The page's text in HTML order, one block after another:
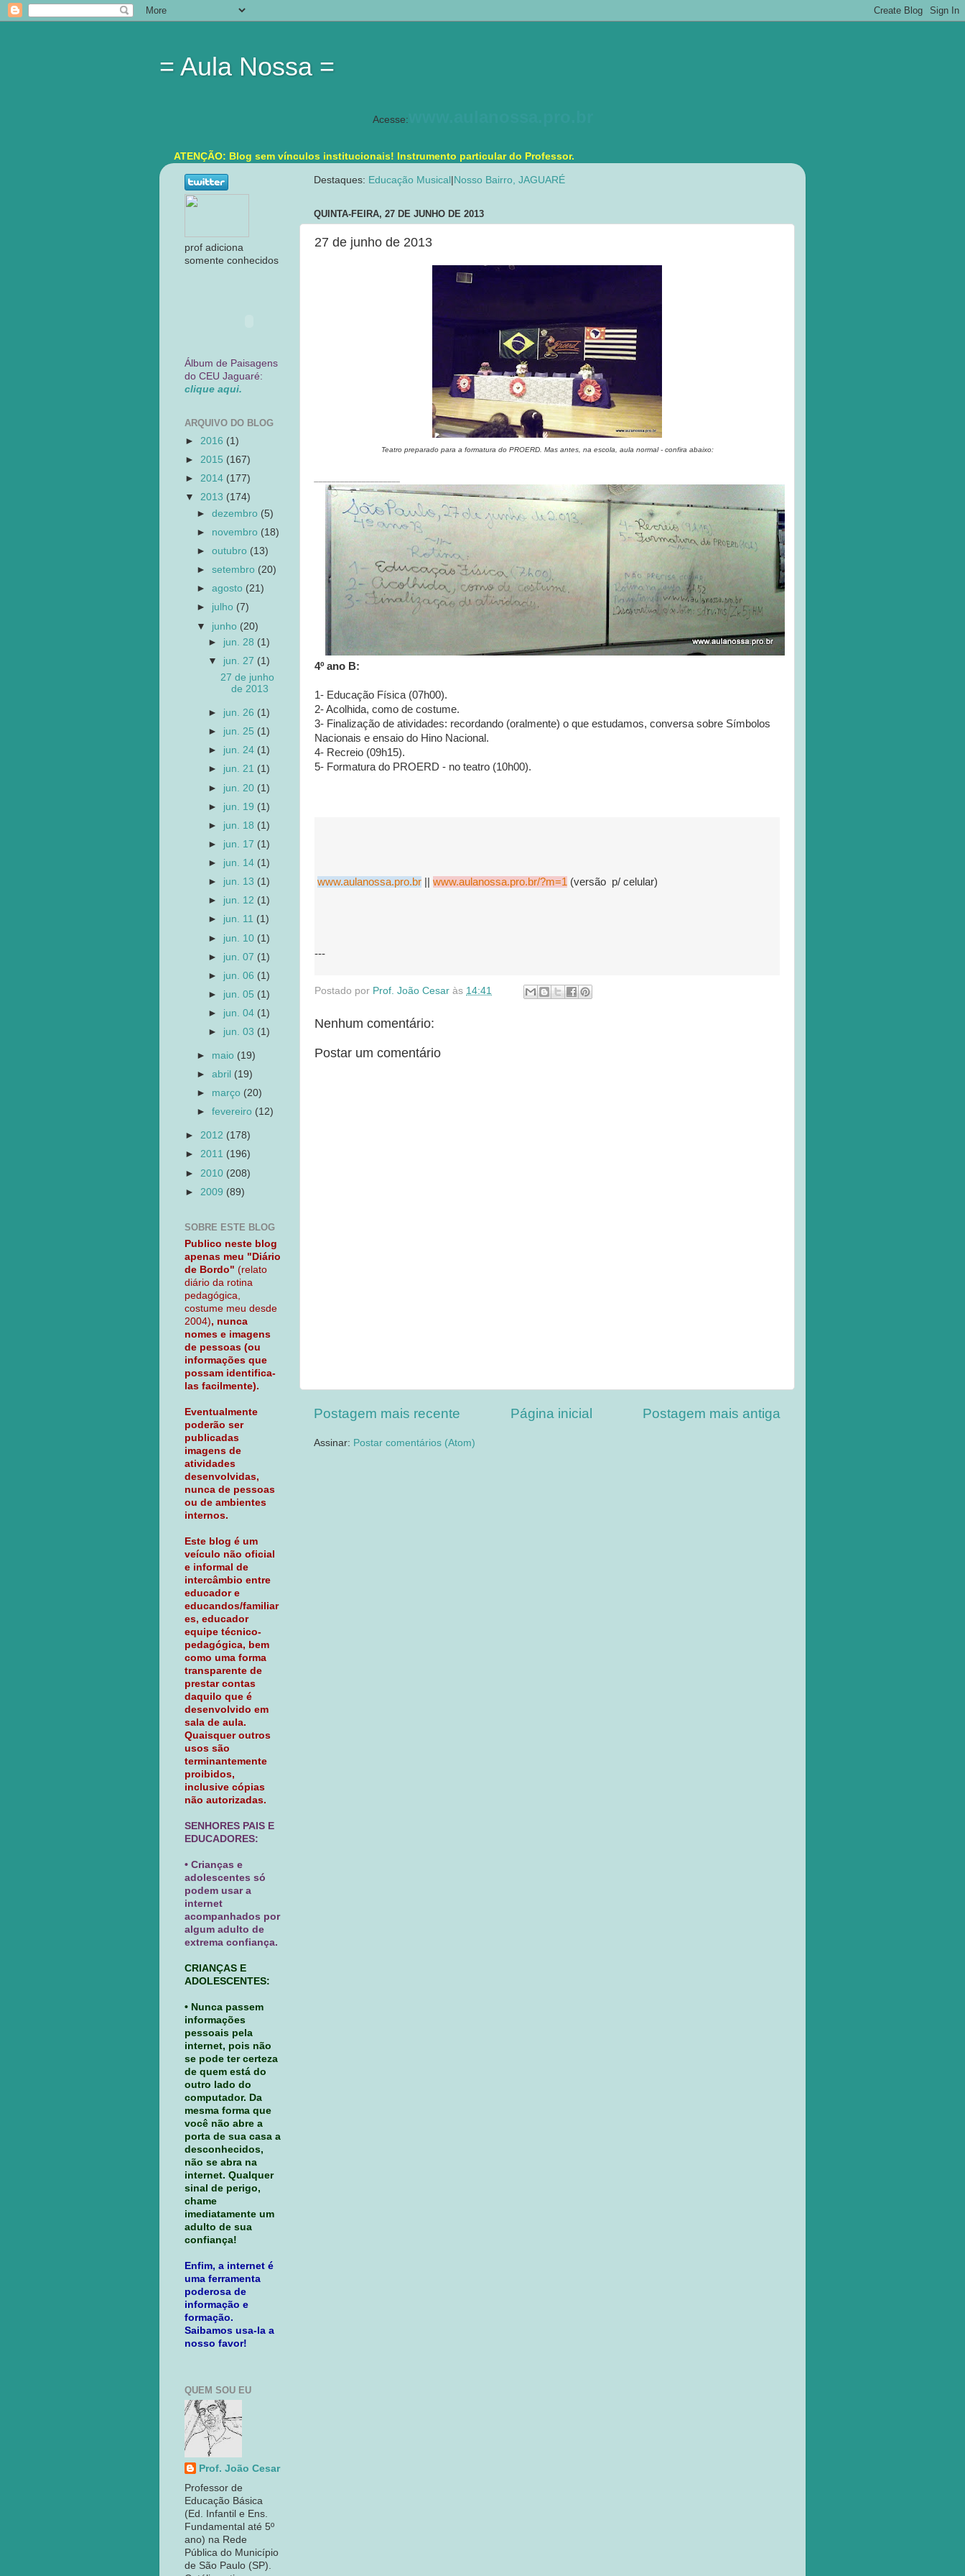
= Aula Nossa =
Acesse:
ATENÇÃO: Blog sem vínculos institucionais! Instrumento particular do Professor.
Destaques: Educação Musical Nosso Bairro, JAGUARÉ
QUINTA-FEIRA, 27 DE JUNHO DE 2013
27 de junho de 2013
Teatro preparado para a formatura do PROERD. Mas antes, na escola, aula normal - confira abaixo:
4º ano B:
1- Educação Física (07h00).
2- Acolhida, como de costume.
3- Finalização de atividades: recordando (oralmente) o que estudamos, conversa sobre Símbolos
Nacionais e ensaio do Hino Nacional.
4- Recreio (09h15).
5- Formatura do PROERD - no teatro (10h00).
www.aulanossa.pro.br || www.aulanossa.pro.br/?m=1 (versão p/ celular)
---
Postado por Prof. João Cesar às 14:41
Nenhum comentário:
Postar um comentário
Postagem mais recente Postagem mais antiga
Página inicial
Assinar: Postar comentários (Atom)
prof adiciona
somente conhecidos
Álbum de Paisagens
do CEU Jaguaré:
clique aqui.
ARQUIVO DO BLOG
► 2016 (1)
► 2015 (167)
► 2014 (177)
▼ 2013 (174)
►dezembro (5)
► novembro (18)
►outubro (13)
►setembro (20)
►agosto (21)
► julho (7)
▼ junho (20)
► jun. 28 (1)
▼ jun. 27 (1)
27 de junho
de 2013
► jun. 26 (1)
► jun. 25 (1)
► jun. 24 (1)
► jun. 21 (1)
► jun. 20 (1)
► jun. 19 (1)
► jun. 18 (1)
► jun. 17 (1)
► jun. 14 (1)
► jun. 13 (1)
► jun. 12 (1)
► jun. 11 (1)
► jun. 10 (1)
► jun. 07 (1)
► jun. 06 (1)
► jun. 05 (1)
► jun. 04 (1)
► jun. 03 (1)
► maio (19)
►abril (19)
► março (20)
►fevereiro (12)
► 2012 (178)
► 2011 (196)
► 2010 (208)
► 2009 (89)
SOBRE ESTE BLOG
Publico neste blog
apenas meu "Diário
de Bordo" (relato
diário da rotina
pedagógica,
costume meu desde
2004), nunca
nomes e imagens
de pessoas (ou
informações que
possam identifica-
las facilmente).
Eventualmente
poderão ser
publicadas
imagens de
atividades
desenvolvidas,
nunca de pessoas
ou de ambientes
internos.
Este blog é um
veículo não oficial
e informal de
intercâmbio entre
educador e
educandos/familiar
es, educador
equipe técnico-
pedagógica, bem
como uma forma
transparente de
prestar contas
daquilo que é
desenvolvido em
sala de aula.
Quaisquer outros
usos são
terminantemente
proibidos,
inclusive cópias
não autorizadas.
SENHORES PAIS E
EDUCADORES:
• Crianças e
adolescentes só
podem usar a
internet
acompanhados por
algum adulto de
extrema confiança.
CRIANÇAS E
ADOLESCENTES:
• Nunca passem
informações
pessoais pela
internet, pois não
se pode ter certeza
de quem está do
outro lado do
computador. Da
mesma forma que
você não abre a
porta de sua casa a
desconhecidos,
não se abra na
internet. Qualquer
sinal de perigo,
chame
imediatamente um
adulto de sua
confiança!
Enfim, a internet é
uma ferramenta
poderosa de
informação e
formação.
Saibamos usa-la a
nosso favor!
QUEM SOU EU
Prof. João Cesar
Professor de
Educação Básica
(Ed. Infantil e Ens.
Fundamental até 5º
ano) na Rede
Pública do Município
de São Paulo (SP).